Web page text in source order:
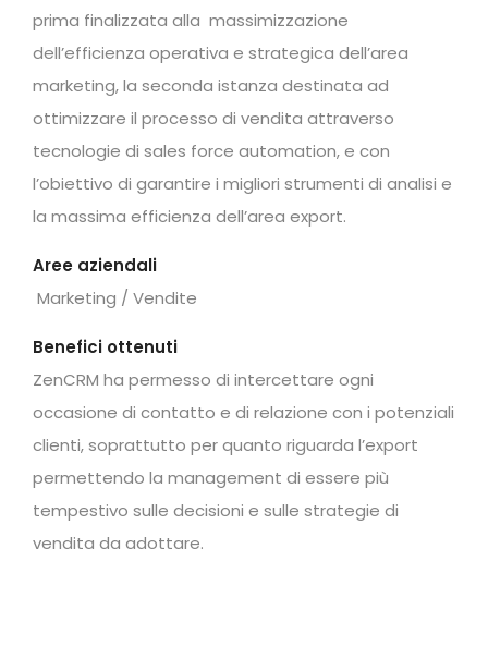
prima finalizzata alla massimizzazione
dell’efficienza operativa e strategica dell’area
marketing, la seconda istanza destinata ad
ottimizzare il processo di vendita attraverso
tecnologie di sales force automation, e con
l’obiettivo di garantire i migliori strumenti di analisi e
la massima efficienza dell’area export.
Aree aziendali
Marketing / Vendite
Benefici ottenuti
ZenCRM ha permesso di intercettare ogni
occasione di contatto e di relazione con i potenziali
clienti, soprattutto per quanto riguarda l’export
permettendo la management di essere più
tempestivo sulle decisioni e sulle strategie di
vendita da adottare.